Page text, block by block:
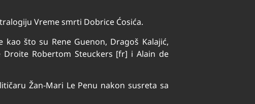
Vreme smrti Dobrice Ćosića.
što su Rene Guenon, Dragoš Kalajić,
Droite Robertom Steuckers [fr] i Alain de
Žan-Mari Le Penu nakon susreta sa